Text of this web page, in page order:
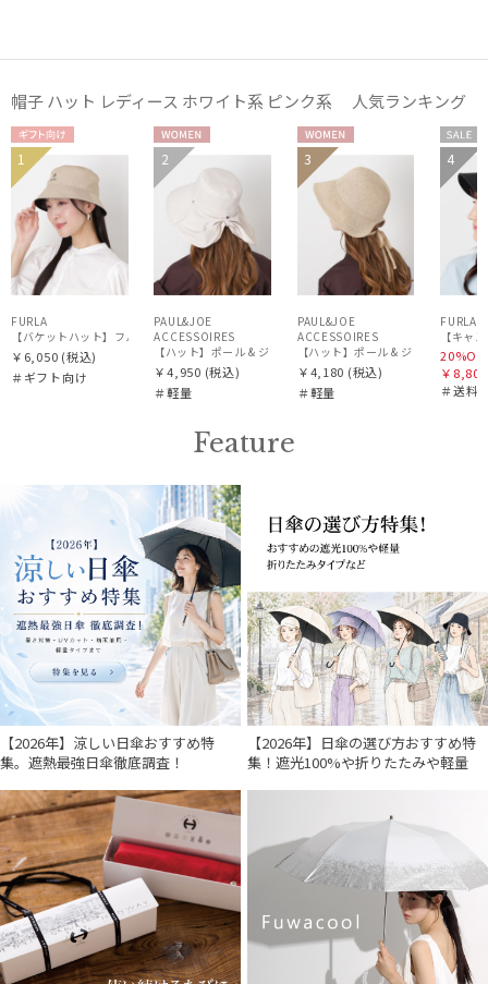
帽子 ハット レディース ホワイト系 ピンク系 人気ランキング
ギフト
向け
WOME
N
1
FURLA
【バケットハット】フルラ (FURLA) ロゴ刺繍 リバーシブルバケットハット
￥6,050 (税込)
＃ギフト向け
WOME
N
2
PAUL&JOE
ACCESSOIRES
【ハット】ポール & ジョー (PAUL & JOE ACCESSOIRES) 広
￥4,950 (税込)
＃軽量
WOME
N
3
PAUL&JOE
ACCESSOIRES
【ハット】ポール & ジョー (PAUL
￥4,180 (税込)
＃軽量
セー
ル
N
4
FURLA
【キャ
￥8,800
＃送料
Feature
【2026年】涼しい日傘おすすめ特
集。遮熱最強日傘徹底調査！
【2026年】日傘の選び方おすすめ特
集！遮光100%や折りたたみや軽量